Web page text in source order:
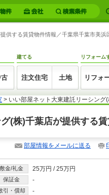
する賃貸物件情報／千葉県千葉市美
建てる
注文住宅 土地
リフォーム
リフォ
> いい部屋ネット大東建託リーシン
(株)千葉店が提供する
部屋情報をメールに送る
敷金/礼金 25万円 /25万円
保証金 -
引・償却 -